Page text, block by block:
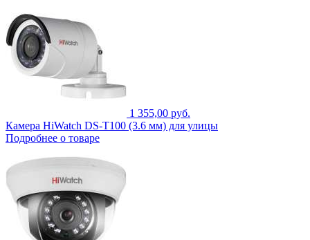
1 355,00 руб.
Камера HiWatch DS-T100 (3.6 мм) для улицы
Подробнее о товаре